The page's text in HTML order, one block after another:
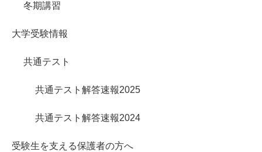
冬期講習
大学受験情報
共通テスト
共通テスト解答速報2025
共通テスト解答速報2024
受験生を支える保護者の方へ